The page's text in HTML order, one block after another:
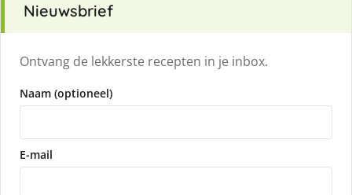
Nieuwsbrief
Ontvang de lekkerste recepten in je inbox.
Naam (optioneel)
E-mail